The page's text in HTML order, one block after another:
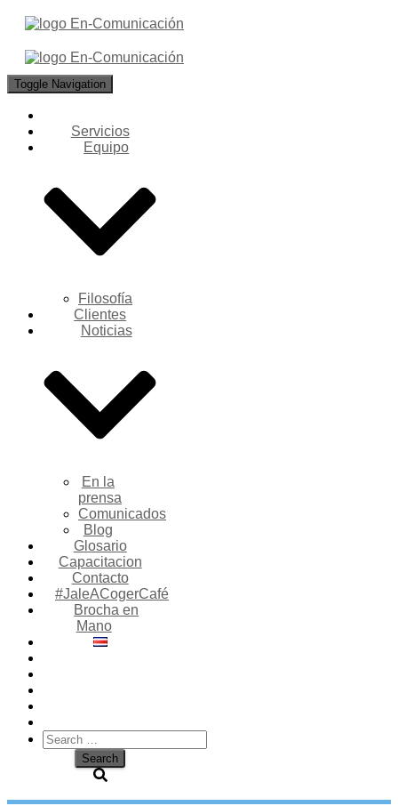
Toggle Navigation
Servicios
Equipo
Filosofía
Clientes
Noticias
En la
prensa
Comunicados
Blog
Glosario
Capacitacion
Contacto
#JaleACogerCafé
Brocha en
Mano
Search
for: